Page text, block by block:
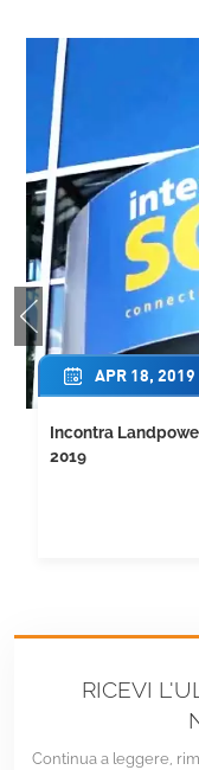
AUG 01,
Tetto in metallo
RICEVI
Continua a leggere,